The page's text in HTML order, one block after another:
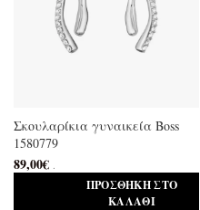
Σκουλαρίκια γυναικεία Boss
1580779
89,00€ .
ΠΡΟΣΘΉΚΗ ΣΤΟ
ΚΑΛΆΘΙ